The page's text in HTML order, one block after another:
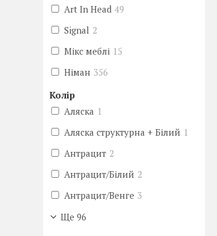
Art In Head 49
Signal 2
Мікс меблі 15
Німан 356
Колір
Аляска 1
Аляска структурна + Білий 1
Антрацит 2
Антрацит/Білий 2
Антрацит/Венге 3
Ще 96